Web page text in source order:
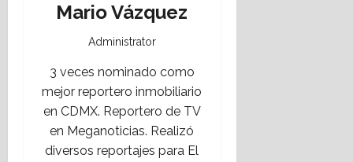
Mario Vázquez
Administrator
3 veces nominado como
mejor reportero inmobiliario
en CDMX. Reportero de TV
en Meganoticias. Realizó
diversos reportajes para El